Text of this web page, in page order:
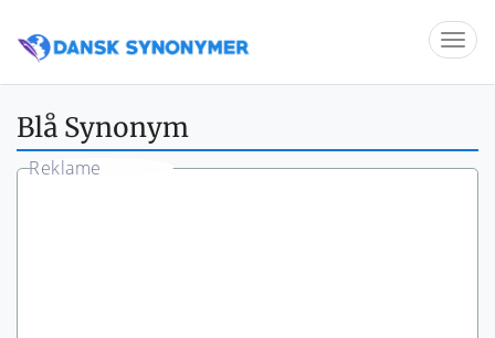
Blå Synonym